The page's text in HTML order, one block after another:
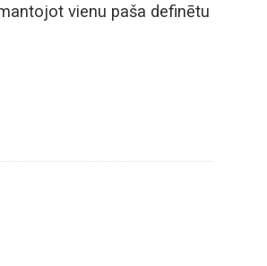
vienu paša definētu